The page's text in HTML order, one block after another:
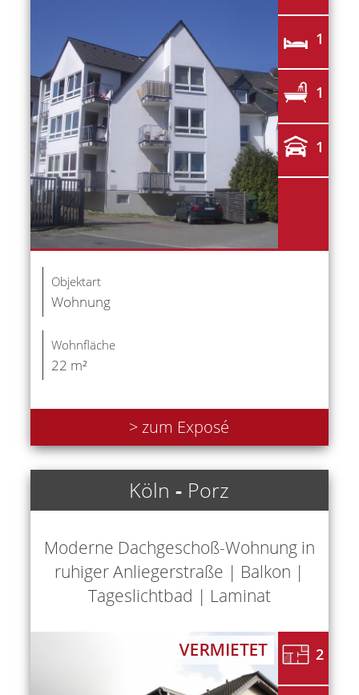
1
1
1
Objektart
Wohnung
Wohnfläche
22 m²
> zum Exposé
Köln - Porz
Moderne Dachgeschoß-Wohnung in
ruhiger Anliegerstraße | Balkon |
Tageslichtbad | Laminat
2